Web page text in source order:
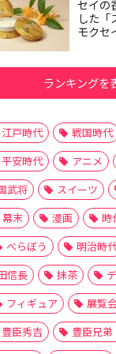
セイの
した「
モクセ
ランキングを
江戸時代 戦国時代
平安時代
アニメ
武将
スイーツ
幕末
漫画 時
べらぼう
明治時
信長
抹茶
フィギュア
展覧
豊臣秀吉
豊臣兄弟